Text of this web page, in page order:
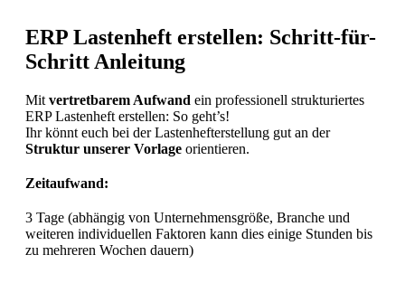
ERP Lastenheft erstellen: Schritt-für-
Schritt Anleitung
Mit vertretbarem Aufwand ein professionell strukturiertes
ERP Lastenheft erstellen: So geht’s!
Ihr könnt euch bei der Lastenhefterstellung gut an der
Struktur unserer Vorlage orientieren.
Zeitaufwand:
3 Tage (abhängig von Unternehmensgröße, Branche und
weiteren individuellen Faktoren kann dies einige Stunden bis
zu mehreren Wochen dauern)